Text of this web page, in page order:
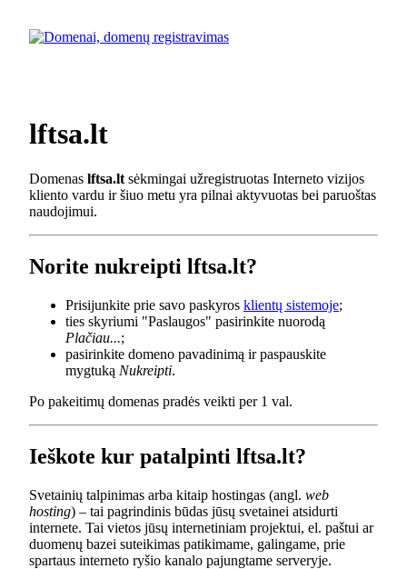
lftsa.lt
Domenas lftsa.lt sėkmingai užregistruotas Interneto vizijos
kliento vardu ir šiuo metu yra pilnai aktyvuotas bei paruoštas
naudojimui.
Norite nukreipti lftsa.lt?
Prisijunkite prie savo paskyros klientų sistemoje;
ties skyriumi "Paslaugos" pasirinkite nuorodą
Plačiau...;
pasirinkite domeno pavadinimą ir paspauskite
mygtuką Nukreipti.
Po pakeitimų domenas pradės veikti per 1 val.
Ieškote kur patalpinti lftsa.lt?
Svetainių talpinimas arba kitaip hostingas (angl. web
hosting) – tai pagrindinis būdas jūsų svetainei atsidurti
internete. Tai vietos jūsų internetiniam projektui, el. paštui ar
duomenų bazei suteikimas patikimame, galingame, prie
spartaus interneto ryšio kanalo pajungtame serveryje.